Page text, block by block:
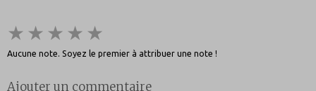
★ ★ ★ ★ ★
Aucune note. Soyez le premier à attribuer une note !
Ajouter un commentaire